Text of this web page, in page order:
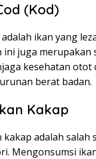
(Kod)
adalah ikan yang
ini juga merupakan
kesehatan
berat badan.
Kakap
kakap adalah
Mengonsumsi